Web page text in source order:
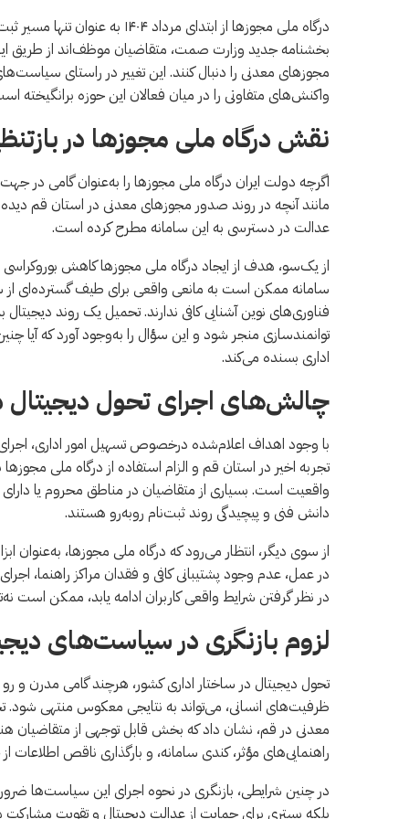
درگاه ملی مجوزها از
بخشنامه جدید وزارت صمت، متقاضیان موظف‌اند از طریق این
مجوزهای معدنی را دنبال کنند. این تغییر در راستای
واکنش‌های متفاوتی را در میان فعالان این حوزه برانگیخته
نقش درگاه ملی مجوزها در
اگرچه دولت ایران درگاه ملی مجوزها را به‌عنوان گامی در
مانند آنچه در روند صدور مجوزهای معدنی در استان قم
عدالت در دسترسی به این سامانه مطرح کرده است.
از یک‌سو، هدف از ایجاد درگاه ملی مجوزها کاهش
سامانه ممکن است به مانعی واقعی برای طیف گسترده‌ای از
فناوری‌های نوین آشنایی کافی ندارند. تحمیل یک روند
توانمندسازی منجر شود و این سؤال را به‌وجود آورد که آیا
اداری بسنده می‌کند.
چالش‌های اجرای تحول
با وجود اهداف اعلام‌شده درخصوص تسهیل امور اداری،
تجربه اخیر در استان قم و الزام استفاده از درگاه ملی
واقعیت است. بسیاری از متقاضیان در مناطق محروم یا
دانش فنی و پیچیدگی روند ثبت‌نام روبه‌رو هستند.
از سوی دیگر، انتظار می‌رود که درگاه ملی مجوزها، به‌عنوان
در عمل، عدم وجود پشتیبانی کافی و فقدان مراکز راهنما،
در نظر گرفتن شرایط واقعی کاربران ادامه یابد، ممکن است
لزوم بازنگری در سیاست‌های
تحول دیجیتال در ساختار اداری کشور، هرچند گامی مدرن و
ظرفیت‌های انسانی، می‌تواند به نتایجی معکوس منتهی شود.
معدنی در قم، نشان داد که بخش قابل توجهی از متقاضیان هنوز
راهنمایی‌های مؤثر، کندی سامانه، و بارگذاری ناقص
در چنین شرایطی، بازنگری در نحوه اجرای این سیاست‌ها
بلکه بستری برای حمایت از عدالت دیجیتال و تقویت